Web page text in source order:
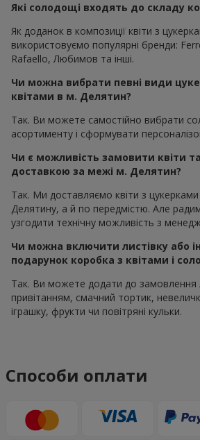
Які солодощі входять до складу
Як доданок в композиції квіти з
використовуємо популярні бренди:
Rafaello, Любимов та інші.
Чи можна вибрати певні види
квітами в м. Делятин?
Так. Ви можете самостійно вибрати
асортименту і сформувати
Чи є можливість замовити квіти
доставкою за межі м. Делятин?
Так. Ми доставляємо квіти з
Делятину, а й по передмістю. Але
узгодити технічну можливість з
Чи можна включити листівку або
подарунок коробка з квітами і
Так. Ви можете додати до замовлення
привітанням, смачний тортик,
іграшку, фрукти чи повітряні кульки.
Способи оплати